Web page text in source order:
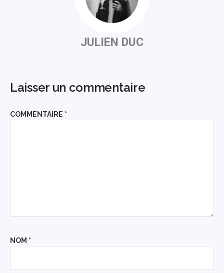
JULIEN DUC
Laisser un commentaire
COMMENTAIRE *
NOM *